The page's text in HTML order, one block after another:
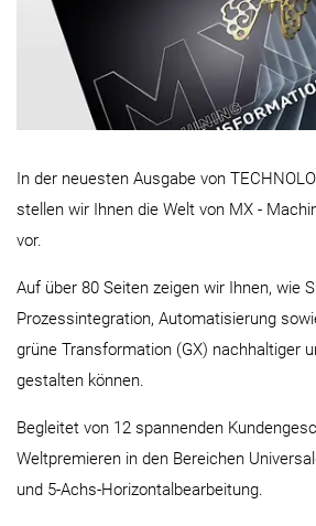
In der neuesten Ausgabe von
stellen wir Ihnen die Welt von MX -
vor.
Auf über 80 Seiten zeigen wir Ihnen, wie
Prozessintegration, Automatisierung
grüne Transformation (GX) nachhaltiger
gestalten können.
Begleitet von 12 spannenden
Weltpremieren in den Bereichen
und 5-Achs-Horizontalbearbeitung.